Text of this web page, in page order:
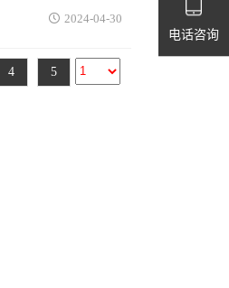
2024-04-30
4 5
电话咨询